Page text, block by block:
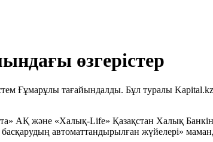
өзгерістер
Ғұмарұлы тағайындалды. Бұл туралы
АҚ және «Халық-Life» Қазақстан Халық
автоматтандырылған жүйелері»